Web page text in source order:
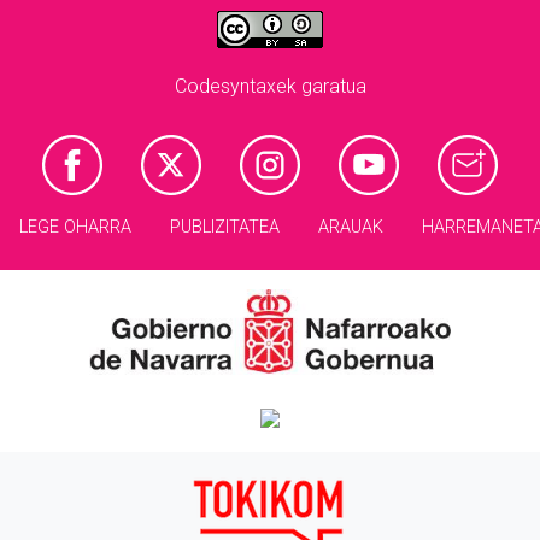
Codesyntaxek garatua
LEGE OHARRA PUBLIZITATEA ARAUAK